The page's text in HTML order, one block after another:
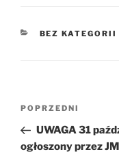
KATEGORIE
BEZ KATEGORII
Nawigacja
Poprzedni
wpis
POPRZEDNI
UWAGA 31
ogłoszony przez